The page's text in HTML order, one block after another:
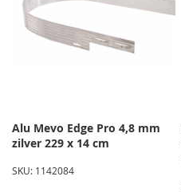
Alu Mevo Edge Pro 4,8 mm
zilver 229 x 14 cm
SKU: 1142084